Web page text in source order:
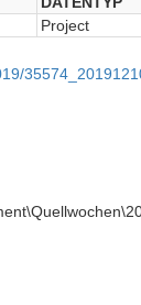
Project